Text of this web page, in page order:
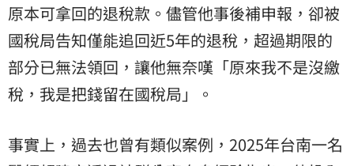
原本可拿回的退稅款。儘管他事後補申報，卻被
國稅局告知僅能追回近5年的退稅，超過期限的
部分已無法領回，讓他無奈嘆「原來我不是沒繳
稅，我是把錢留在國稅局」。
事實上，過去也曾有類似案例，2025年台南一名